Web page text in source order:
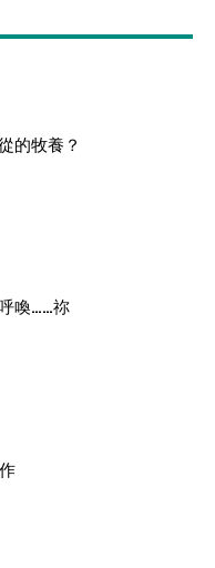
的牧養？
喚……祢